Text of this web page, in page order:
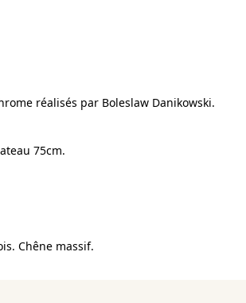
réalisés par Boleslaw Danikowski.
75cm.
Chêne massif.